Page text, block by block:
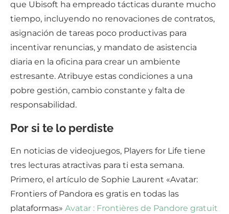
que Ubisoft ha empreado tácticas durante mucho
tiempo, incluyendo no renovaciones de contratos,
asignación de tareas poco productivas para
incentivar renuncias, y mandato de asistencia
diaria en la oficina para crear un ambiente
estresante. Atribuye estas condiciones a una
pobre gestión, cambio constante y falta de
responsabilidad.
Por si te lo perdiste
En noticias de videojuegos, Players for Life tiene
tres lecturas atractivas para ti esta semana.
Primero, el artículo de Sophie Laurent «Avatar:
Frontiers of Pandora es gratis en todas las
plataformas» Avatar : Frontières de Pandore gratuit